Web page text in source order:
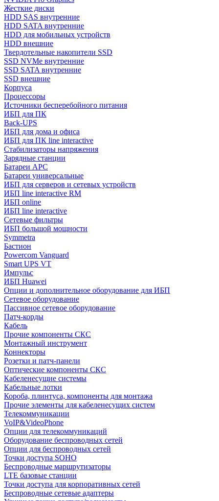
Жесткие диски
HDD SAS внутренние
HDD SATA внутренние
HDD для мобильных устройств
HDD внешние
Твердотельные накопители SSD
SSD NVMe внутренние
SSD SATA внутренние
SSD внешние
Корпуса
Процессоры
Источники бесперебойного питания
ИБП для ПК
Back-UPS
ИБП для дома и офиса
ИБП для ПК linе interactive
Стабилизаторы напряжения
Зарядные станции
Батареи APC
Батареи универсальные
ИБП для серверов и сетевых устройств
ИБП line interactive RM
ИБП online
ИБП linе interactive
Сетевые фильтры
ИБП большой мощности
Symmetra
Бастион
Powercom Vanguard
Smart UPS VT
Импульс
ИБП Huawei
Опции и дополнительное оборудование для ИБП
Сетевое оборудование
Пассивное сетевое оборудование
Патч-корды
Кабель
Прочие компоненты СКС
Монтажный инструмент
Коннекторы
Розетки и патч-панели
Оптические компоненты СКС
Кабеленесущие системы
Кабельные лотки
Короба, плинтуса, компоненты для монтажа
Прочие элементы для кабеленесущих систем
Телекоммуникации
VoIP&VideoPhone
Опции для телекоммуникаций
Оборудование беспроводных сетей
Опции для беспроводных сетей
Точки доступа SOHO
Беспроводные маршрутизаторы
LTE базовые станции
Точки доступа для корпоративных сетей
Беспроводные сетевые адаптеры